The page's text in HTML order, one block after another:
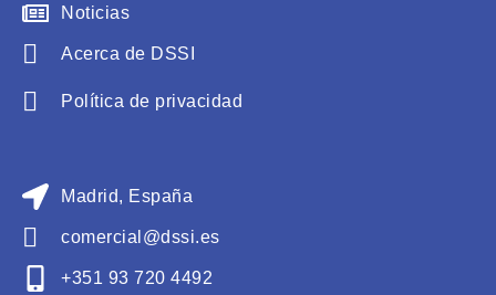
Noticias
Acerca de DSSI
Política de privacidad
Madrid, España
comercial@dssi.es
+351 93 720 4492